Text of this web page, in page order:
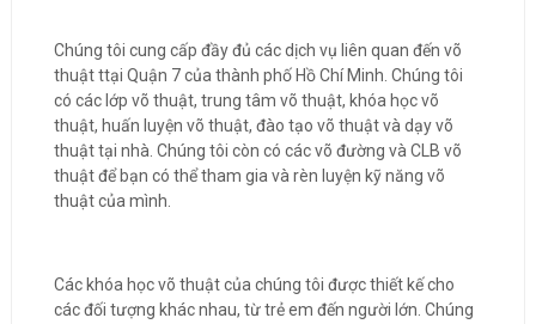
Chúng tôi cung cấp đầy đủ các dịch vụ liên quan đến võ
thuật ttại Quận 7 của thành phố Hồ Chí Minh. Chúng tôi
có các lớp võ thuật, trung tâm võ thuật, khóa học võ
thuật, huấn luyện võ thuật, đào tạo võ thuật và dạy võ
thuật tại nhà. Chúng tôi còn có các võ đường và CLB võ
thuật để bạn có thể tham gia và rèn luyện kỹ năng võ
thuật của mình.
Các khóa học võ thuật của chúng tôi được thiết kế cho
các đối tượng khác nhau, từ trẻ em đến người lớn. Chúng